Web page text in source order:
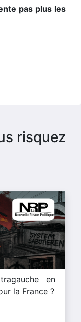
pas plus les
risquez
en
la France ?